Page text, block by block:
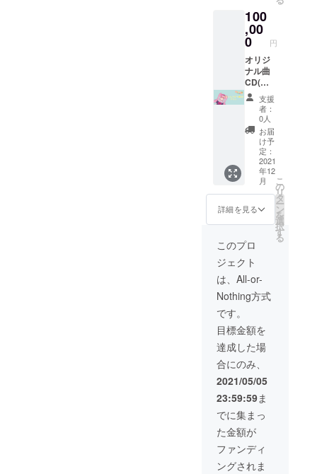
(ご希望
があれ
ば)をご
記入く
ださ
い。
ポスト
カード
(JPEG)
＋
YouTub
eチャン
ネルに
て支援
者様の
お名前
を読み
上げさ
せてい
ただき
ます。
※備考欄
にご希
望のお
イスの
セリフ
(ご希望
があれ
ば)をご
記入く
です。
(リクエ
スト可
能) ＋
ノーマ
ル立ち
絵ポス
トカー
ド・オ
リジナ
ル曲記
念ポス
トカー
ド(直筆
サイン
入り・
郵送) ＋
お礼の
動画(ひ
とりひ
とり収
録させ
ていた
だきま
す。) ＋
ノーマ
トカー
ド
(JPEG)
・オリ
ジナル
曲記念
ポスト
カード
(JPEG)
＋
YouTub
eチャン
ネルに
100
,00
0 円
オリジ
ナル曲
CD(プ
レス)＆
ハイレ
ゾ音源
(直筆の
歌詞
カー
ド・サ
イン入
り) ＋
オリジ
ナル曲
キービ
ジュア
ルアク
リル
キーホ
ルダー
＋ 直筆
お手紙
イス
(wav)
20文字
程度の
セリフ
です。
(リクエ
スト可
能) ＋
ノーマ
ル立ち
絵ポス
トカー
支援
者：
0人
お届
け予
定：
2021
年12
月
詳細を見る
こ
の
リ
タ
ー
ン
を
選
択
す
る
このプロ
ジェクト
は、All-or-
Nothing方式
です。
目標金額を
達成した場
合にのみ、
2021/05/05
23:59:59ま
でに集まっ
た金額が
ファンディ
ングされま